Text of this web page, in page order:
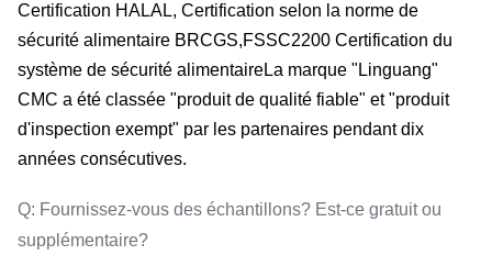
Certification HALAL, Certification selon la norme de
sécurité alimentaire BRCGS,FSSC2200 Certification du
système de sécurité alimentaireLa marque "Linguang"
CMC a été classée "produit de qualité fiable" et "produit
d'inspection exempt" par les partenaires pendant dix
années consécutives.
Q: Fournissez-vous des échantillons? Est-ce gratuit ou
supplémentaire?